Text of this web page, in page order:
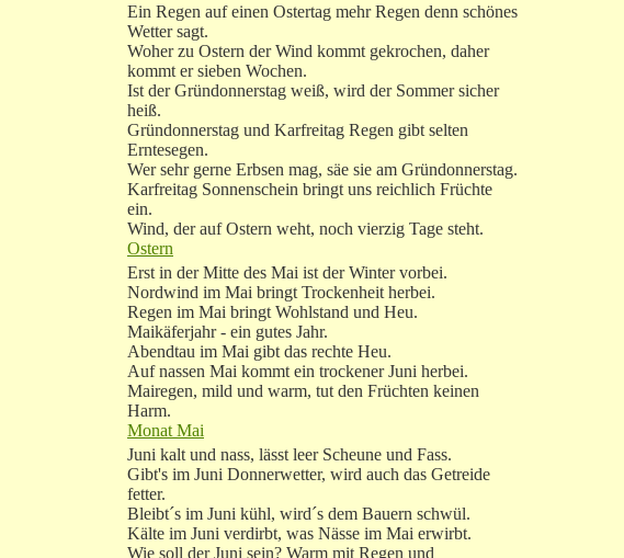
Ein Regen auf einen Ostertag mehr Regen denn schönes
Wetter sagt.
Woher zu Ostern der Wind kommt gekrochen, daher
kommt er sieben Wochen.
Ist der Gründonnerstag weiß, wird der Sommer sicher
heiß.
Gründonnerstag und Karfreitag Regen gibt selten
Erntesegen.
Wer sehr gerne Erbsen mag, säe sie am Gründonnerstag.
Karfreitag Sonnenschein bringt uns reichlich Früchte
ein.
Wind, der auf Ostern weht, noch vierzig Tage steht.
Ostern
Erst in der Mitte des Mai ist der Winter vorbei.
Nordwind im Mai bringt Trockenheit herbei.
Regen im Mai bringt Wohlstand und Heu.
Maikäferjahr - ein gutes Jahr.
Abendtau im Mai gibt das rechte Heu.
Auf nassen Mai kommt ein trockener Juni herbei.
Mairegen, mild und warm, tut den Früchten keinen
Harm.
Monat Mai
Juni kalt und nass, lässt leer Scheune und Fass.
Gibt's im Juni Donnerwetter, wird auch das Getreide
fetter.
Bleibt´s im Juni kühl, wird´s dem Bauern schwül.
Kälte im Juni verdirbt, was Nässe im Mai erwirbt.
Wie soll der Juni sein? Warm mit Regen und